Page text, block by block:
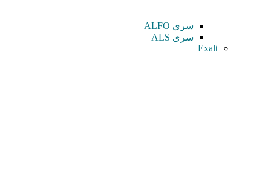
سری ALFO
سری ALS
Exalt